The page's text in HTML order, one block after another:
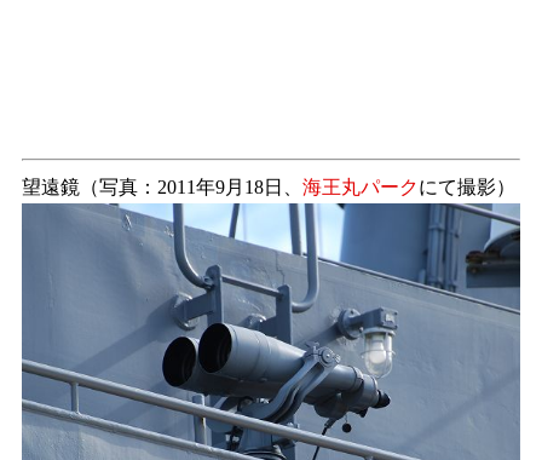
望遠鏡（写真：2011年9月18日、 海王丸パークにて撮影）